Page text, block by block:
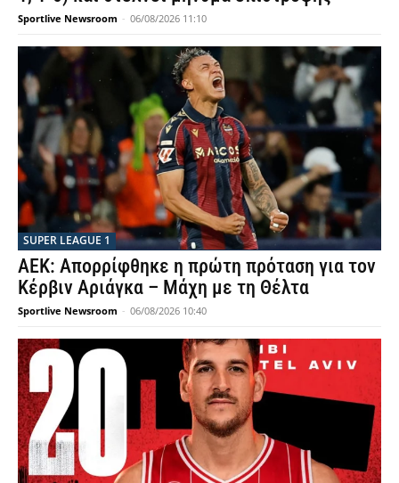
Sportlive Newsroom - 06/08/2026 11:10
SUPER LEAGUE 1
ΑΕΚ: Απορρίφθηκε η πρώτη πρόταση για τον
Κέρβιν Αριάγκα – Μάχη με τη Θέλτα
Sportlive Newsroom - 06/08/2026 10:40